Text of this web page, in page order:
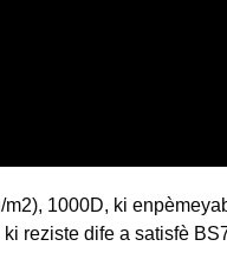
1000D, ki
reziste dife a satisfè